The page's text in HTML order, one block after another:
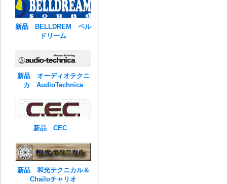
新品 BELLDREM ベル
ドリーム
新品 オーディオテクニ
カ AudioTechnica
新品 CEC
新品 和光テクニカル＆
Chailoチャリオ